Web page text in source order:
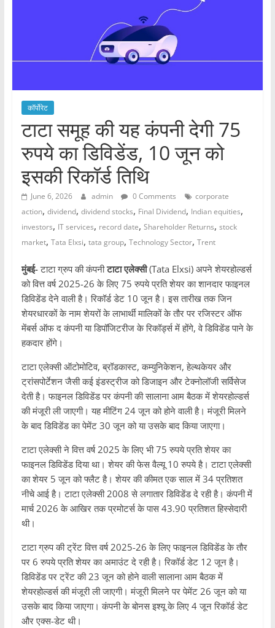
कॉर्पोरेट
टाटा समूह की यह कंपनी देगी 75
रुपये का डिविडेंड, 10 जून को
इसकी रिकॉर्ड तिथि
June 6, 2026 admin 0 Comments
corporate
action, dividend, dividend stocks, Final Dividend, Indian equities,
investors, IT services, record date, Shareholder Returns, stock
market, Tata Elxsi, tata group, Technology Sector, Trent
मुंबई-टाटा ग्रुप की कंपनीटाटा एलेक्सी(Tata Elxsi) अपने शेयरहोल्डर्स
को वित्त वर्ष 2025-26 के लिए 75 रुपये प्रति शेयर का शानदार फाइनल
डिविडेंड देने वाली है। रिकॉर्ड डेट 10 जून है। इस तारीख तक जिन
शेयरधारकों के नाम शेयरों के लाभार्थी मालिकों के तौर पर रजिस्टर ऑफ
मेंबर्स ऑफ द कंपनी या डिपॉजिटरीज के रिकॉर्ड्स में होंगे, वे डिविडेंड पाने के
हकदार होंगे।
टाटा एलेक्सी ऑटोमोटिव, ब्रॉडकास्ट, कम्युनिकेशन, हेल्थकेयर और
ट्रांसपोर्टेशन जैसी कई इंडस्ट्रीज को डिजाइन और टेक्नोलॉजी सर्विसेज
देती है। फाइनल डिविडेंड पर कंपनी की सालाना आम बैठक में शेयरहोल्डर्स
की मंजूरी ली जाएगी। यह मीटिंग 24 जून को होने वाली है। मंजूरी मिलने
के बाद डिविडेंड का पेमेंट 30 जून को या उसके बाद किया जाएगा।
टाटा एलेक्सी ने वित्त वर्ष 2025 के लिए भी 75 रुपये प्रति शेयर का
फाइनल डिविडेंड दिया था। शेयर की फेस वैल्यू 10 रुपये है। टाटा एलेक्सी
का शेयर 5 जून को फ्लैट है। शेयर की कीमत एक साल में 34 प्रतिशत
नीचे आई है। टाटा एलेक्सी 2008 से लगातार डिविडेंड दे रही है। कंपनी में
मार्च 2026 के आखिर तक प्रमोटर्स के पास 43.90 प्रतिशत हिस्सेदारी
थी।
टाटा ग्रुप की ट्रेंट वित्त वर्ष 2025-26 के लिए फाइनल डिविडेंड के तौर
पर 6 रुपये प्रति शेयर का अमाउंट दे रही है। रिकॉर्ड डेट 12 जून है।
डिविडेंड पर ट्रेंट की 23 जून को होने वाली सालाना आम बैठक में
शेयरहोल्डर्स की मंजूरी ली जाएगी। मंजूरी मिलने पर पेमेंट 26 जून को या
उसके बाद किया जाएगा। कंपनी के बोनस इश्यू के लिए 4 जून रिकॉर्ड डेट
और एक्स-डेट थी।